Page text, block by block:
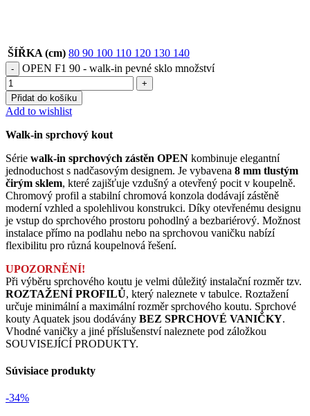
ŠÍŘKA (cm) 80 90 100 110 120 130 140
OPEN F1 90 - walk-in pevné sklo množství
Přidat do košíku
Add to wishlist
Walk-in sprchový kout
Série walk-in sprchových zástěn OPEN kombinuje elegantní
jednoduchost s nadčasovým designem. Je vybavena 8 mm tlustým
čirým sklem, které zajišťuje vzdušný a otevřený pocit v koupelně.
Chromový profil a stabilní chromová konzola dodávají zástěně
moderní vzhled a spolehlivou konstrukci. Díky otevřenému designu
je vstup do sprchového prostoru pohodlný a bezbariérový. Možnost
instalace přímo na podlahu nebo na sprchovou vaničku nabízí
flexibilitu pro různá koupelnová řešení.
UPOZORNĚNÍ!
Při výběru sprchového koutu je velmi důležitý instalační rozměr tzv.
ROZTAŽENÍ PROFILŮ, který naleznete v tabulce. Roztažení
určuje minimální a maximální rozměr sprchového koutu. Sprchové
kouty Aquatek jsou dodávány BEZ SPRCHOVÉ VANIČKY.
Vhodné vaničky a jiné příslušenství naleznete pod záložkou
SOUVISEJÍCÍ PRODUKTY.
Súvisiace produkty
-34%